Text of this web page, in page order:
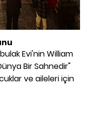
Evi'nin William
Bir Sahnedir"
ve aileleri için